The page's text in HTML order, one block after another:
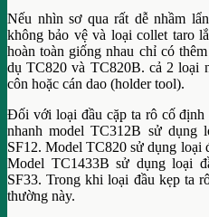
Nếu nhìn sơ qua rất dễ nhầm
không bảo vệ và loại collet taro
hoàn toàn giống nhau chỉ có
dụ TC820 và TC820B. cả 2 loại
côn hoặc cán dao (holder tool).
Đối với loại đầu cặp ta rô cố
nhanh model TC312B sử dụng
SF12. Model TC820 sử dụng
Model TC1433B sử dụng loại
SF33. Trong khi loại đầu kẹp ta
thường này.